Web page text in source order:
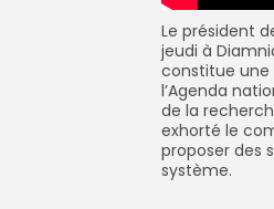
Le président
jeudi à
constitue une
l’Agenda
de la
exhorté le
proposer des
système.